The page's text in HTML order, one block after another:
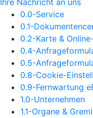
Ihre Nachricht an uns
0.0-Service
0.1-
0.2-Karte &
0.4-
0.5-
0.8-Cookie-
0.9-Fernwartung
1.0-Unternehmen
1.1-Organe &